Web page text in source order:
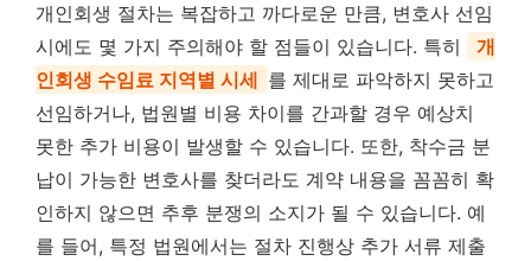
개인회생 절차는 복잡하고 까다로운 만큼, 변호사 선임
시에도 몇 가지 주의해야 할 점들이 있습니다. 특히
개
인회생 수임료 지역별 시세 를 제대로 파악하지 못하고
선임하거나, 법원별 비용 차이를 간과할 경우 예상치
못한 추가 비용이 발생할 수 있습니다. 또한, 착수금 분
납이 가능한 변호사를 찾더라도 계약 내용을 꼼꼼히 확
인하지 않으면 추후 분쟁의 소지가 될 수 있습니다. 예
를 들어, 특정 법원에서는 절차 진행상 추가 서류 제출